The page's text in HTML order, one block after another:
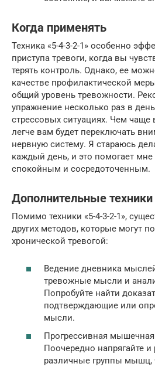
Когда применять
Техника «5-4-3-2-1» особенно
приступа тревоги, когда вы
терять контроль. Однако, ее
качестве профилактической
общий уровень тревожности.
упражнение несколько раз в
стрессовых ситуациях. Чем чаще
легче вам будет переключать
нервную систему. Я стараюсь
каждый день, и это помогает мне
спокойным и сосредоточенным.
Дополнительные техники
Помимо техники «5-4-3-2-1»,
других методов, которые могут
хронической тревогой:
Ведение дневника
тревожные мысли и
Попробуйте найти
подтверждающие или
мысли.
Прогрессивная мышечная
Поочередно напрягайте и
различные группы мышц,